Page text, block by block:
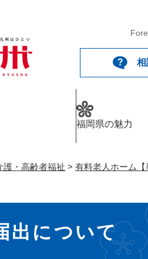
相
福岡県の魅力
護・高齢者福祉 > 有料老人ホーム【
出について